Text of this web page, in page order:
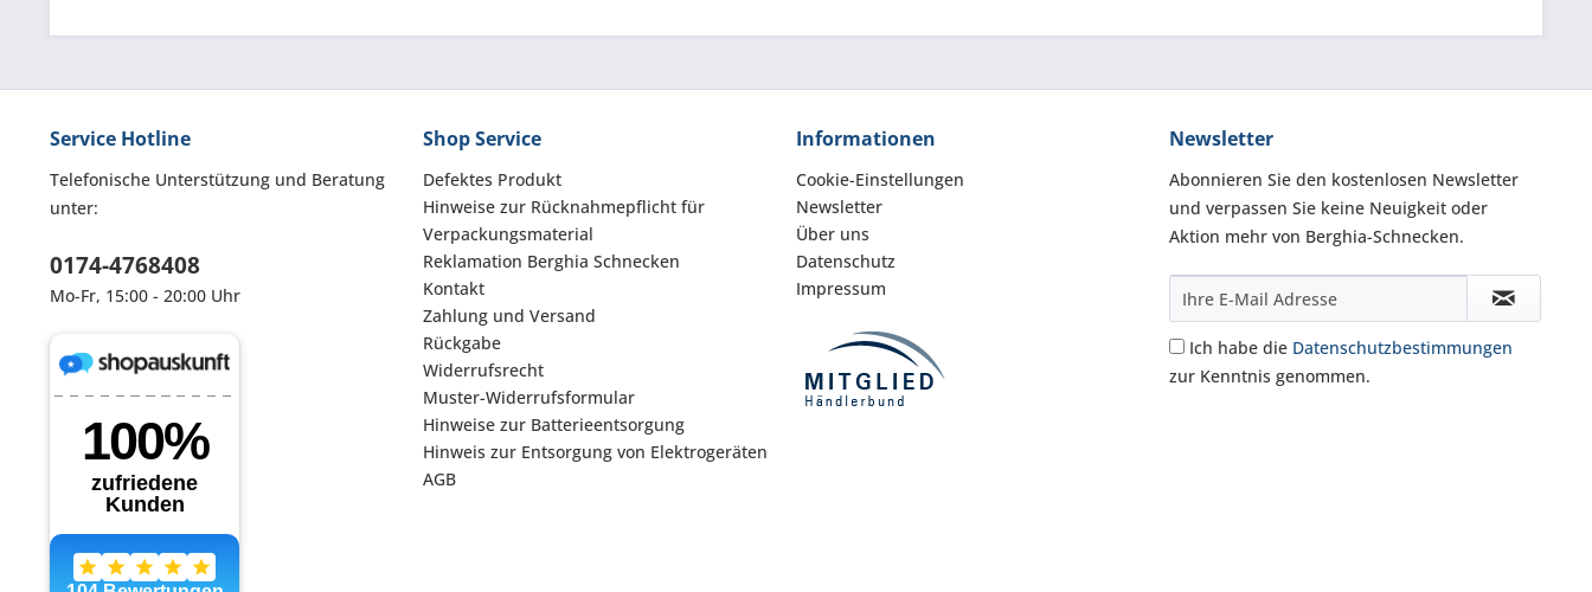
Service Hotline
Telefonische Unterstützung und Beratung
unter:
0174-4768408
Mo-Fr, 15:00 - 20:00 Uhr
Shop Service
Defektes Produkt
Hinweise zur Rücknahmepflicht für
Verpackungsmaterial
Reklamation Berghia Schnecken
Kontakt
Zahlung und Versand
Rückgabe
Widerrufsrecht
Muster-Widerrufsformular
Hinweise zur Batterieentsorgung
Hinweis zur Entsorgung von Elektrogeräten
AGB
Informationen
Cookie-Einstellungen
Newsletter
Über uns
Datenschutz
Impressum
Newsletter
Abonnieren Sie den kostenlosen Newsletter
und verpassen Sie keine Neuigkeit oder
Aktion mehr von Berghia-Schnecken.
Ich habe die Datenschutzbestimmungen
zur Kenntnis genommen.